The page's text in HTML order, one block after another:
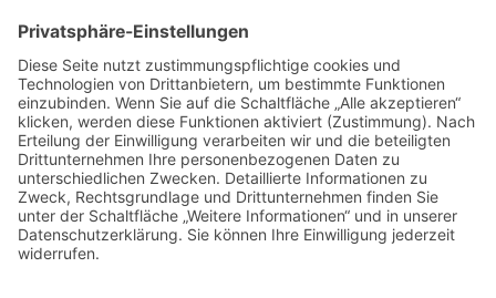
Versand & Lieferung
Widerrufsbelehrung
AGB
Datenschutz
Deutsch Österreich Schweiz